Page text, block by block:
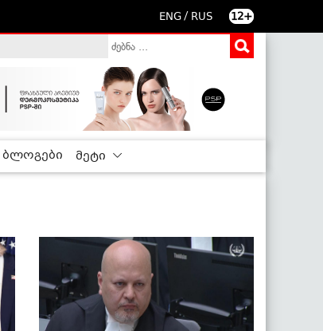
ENG / RUS 12+
ბლოგები მეტი